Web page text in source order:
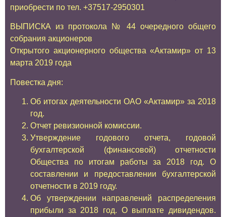
приобрести по тел. +37517-2950301
ВЫПИСКА из протокола № 44 очередного общего
собрания акционеров
Открытого акционерного общества «Актамир» от 13
марта 2019 года
Повестка дня:
Об итогах деятельности ОАО «Актамир» за 2018
год.
Отчет ревизионной комиссии.
Утверждение годового отчета, годовой
бухгалтерской (финансовой) отчетности
Общества по итогам работы за 2018 год. О
составлении и предоставлении бухгалтерской
отчетности в 2019 году.
Об утверждении направлений распределения
прибыли за 2018 год. О выплате дивидендов.